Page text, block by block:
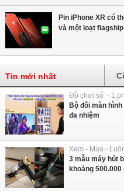
Pin iPhone XR có
và một loạt
Tin mới nhất
Đồ chơi số - 1
Bộ đôi màn
đa nhiệm
Xem - Mua -
3 mẫu máy hút
khoảng